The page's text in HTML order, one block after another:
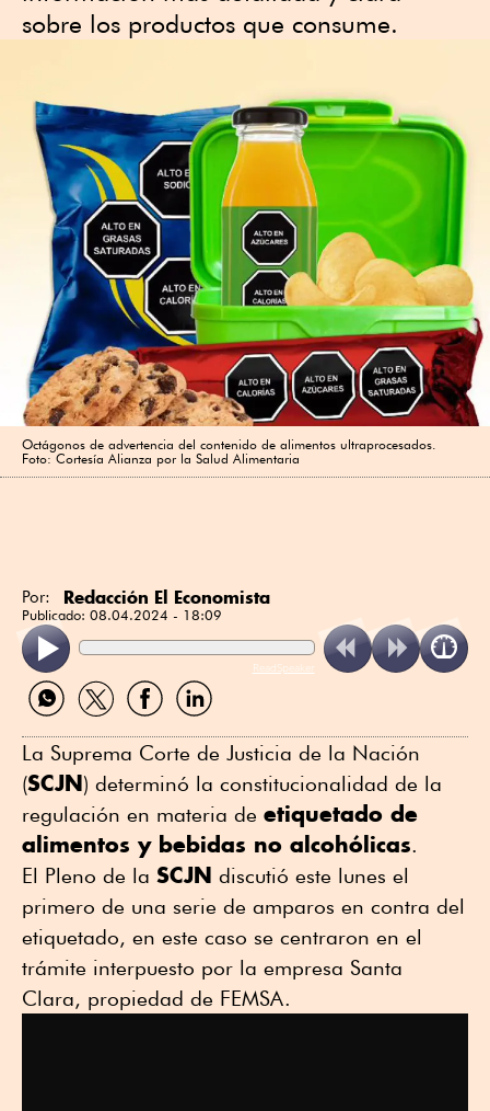
sobre los productos que consume.
Octágonos de advertencia del contenido de alimentos ultraprocesados.
Foto: Cortesía Alianza por la Salud Alimentaria
Por: Redacción El Economista
Publicado: 08.04.2024 - 18:09
ReadSpeaker
Compartir
por
Compartir
por
Compartir
por
Compartir
por
La Suprema Corte de Justicia de la Nación
(SCJN) determinó la constitucionalidad de la
regulación en materia de etiquetado de
alimentos y bebidas no alcohólicas.
El Pleno de la SCJN discutió este lunes el
primero de una serie de amparos en contra del
etiquetado, en este caso se centraron en el
trámite interpuesto por la empresa Santa
Clara, propiedad de FEMSA.